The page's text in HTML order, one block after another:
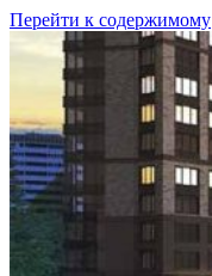
Перейти к содержимому